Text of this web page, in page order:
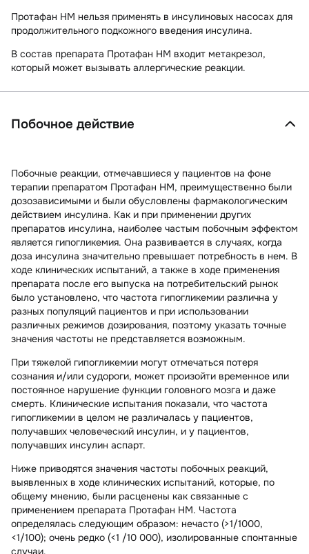
Протафан НМ нельзя применять в инсулиновых насосах для
продолжительного подкожного введения инсулина.
В состав препарата Протафан НМ входит метакрезол,
который может вызывать аллергические реакции.
Побочное действие
Побочные реакции, отмечавшиеся у пациентов на фоне
терапии препаратом Протафан НМ, преимущественно были
дозозависимыми и были обусловлены фармакологическим
действием инсулина. Как и при применении других
препаратов инсулина, наиболее частым побочным эффектом
является гипогликемия. Она развивается в случаях, когда
доза инсулина значительно превышает потребность в нем. В
ходе клинических испытаний, а также в ходе применения
препарата после его выпуска на потребительский рынок
было установлено, что частота гипогликемии различна у
разных популяций пациентов и при использовании
различных режимов дозирования, поэтому указать точные
значения частоты не представляется возможным.
При тяжелой гипогликемии могут отмечаться потеря
сознания и/или судороги, может произойти временное или
постоянное нарушение функции головного мозга и даже
смерть. Клинические испытания показали, что частота
гипогликемии в целом не различалась у пациентов,
получавших человеческий инсулин, и у пациентов,
получавших инсулин аспарт.
Ниже приводятся значения частоты побочных реакций,
выявленных в ходе клинических испытаний, которые, по
общему мнению, были расценены как связанные с
применением препарата Протафан НМ. Частота
определялась следующим образом: нечасто (>1/1000,
<1/100); очень редко (<1 /10 000), изолированные спонтанные
случаи.